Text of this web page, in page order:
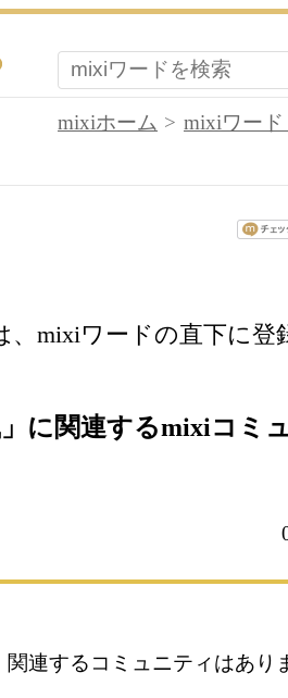
mixiホーム
mixiワー
、mixiワードの直下に登
」に関連するmixiコミュ
関連するコミュニティはあり